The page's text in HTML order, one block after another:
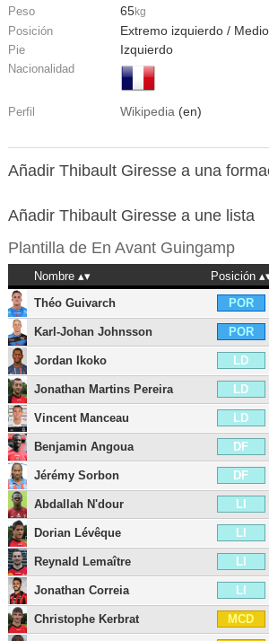
Peso 65kg
Posición Extremo izquierdo /
Pie Izquierdo
Nacionalidad
Perfil Wikipedia (en)
Añadir Thibault Giresse a una
Añadir Thibault Giresse a une lista
Plantilla de En Avant Guingamp
Nombre Posición
Théo Guivarch
POR
Karl-Johan Johnsson POR
Jordan Ikoko LD
Jonathan Martins Pereira LD
Vincent Manceau LD
Benjamin Angoua DF
Jérémy Sorbon DF
Abdallah N'dour LI
Dorian Lévêque LI
Reynald Lemaître LI
Jonathan Correia LI
Christophe Kerbrat MCD